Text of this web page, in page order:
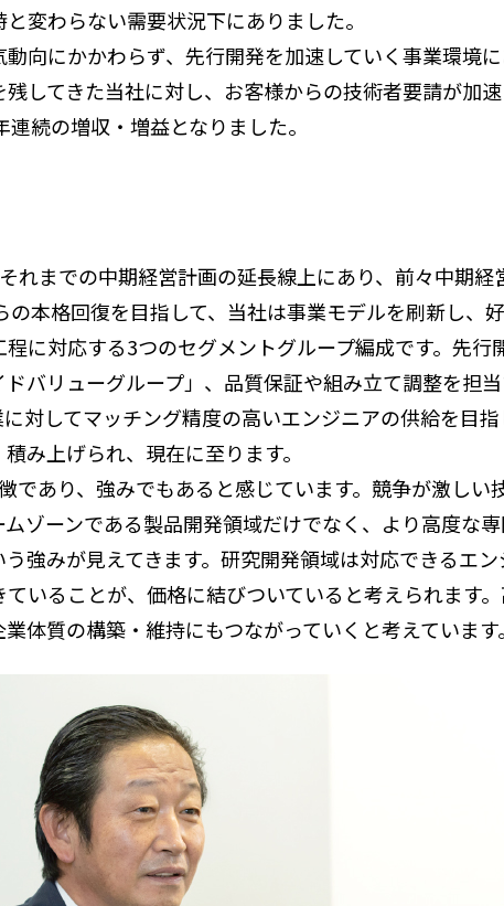
変わらない需要状況下にありました。
向にかかわらず、先行開発を加速していく事業環境
してきた当社に対し、お客様からの技術者要請が加
続の増収・増益となりました。
までの中期経営計画の延長線上にあり、前々中期
本格回復を目指して、当社は事業モデルを刷新し、
に対応する3つのセグメントグループ編成です。先
バリューグループ」、品質保証や組み立て調整を担
対してマッチング精度の高いエンジニアの供給を目
み上げられ、現在に至ります。
あり、強みでもあると感じています。競争が激しい
ゾーンである製品開発領域だけでなく、より高度な
強みが見えてきます。研究開発領域は対応できるエ
いることが、価格に結びついていると考えられます
体質の構築・維持にもつながっていくと考えています。